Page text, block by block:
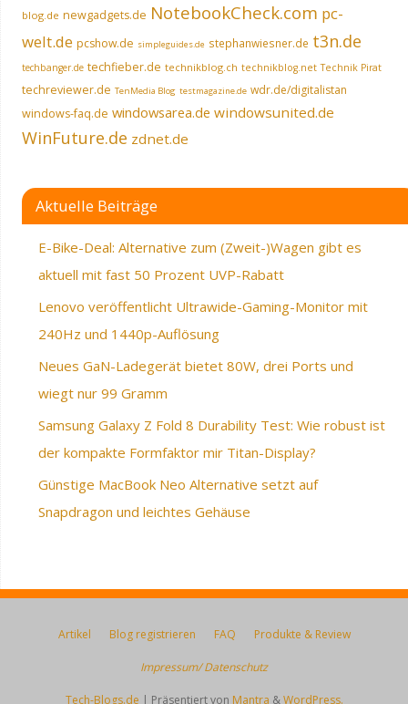
blog.de newgadgets.de NotebookCheck.com pc-
welt.de pcshow.de simpleguides.de stephanwiesner.de t3n.de
techbanger.de techfieber.de technikblog.ch technikblog.net Technik Pirat
techreviewer.de TenMedia Blog testmagazine.de wdr.de/digitalistan
windows-faq.de windowsarea.de windowsunited.de
WinFuture.de zdnet.de
Aktuelle Beiträge
E-Bike-Deal: Alternative zum (Zweit-)Wagen gibt es
aktuell mit fast 50 Prozent UVP-Rabatt
Lenovo veröffentlicht Ultrawide-Gaming-Monitor mit
240Hz und 1440p-Auflösung
Neues GaN-Ladegerät bietet 80W, drei Ports und
wiegt nur 99 Gramm
Samsung Galaxy Z Fold 8 Durability Test: Wie robust ist
der kompakte Formfaktor mir Titan-Display?
Günstige MacBook Neo Alternative setzt auf
Snapdragon und leichtes Gehäuse
Artikel Blog registrieren FAQ Produkte & Review
Impressum/ Datenschutz
Tech-Blogs.de | Präsentiert von Mantra &WordPress.